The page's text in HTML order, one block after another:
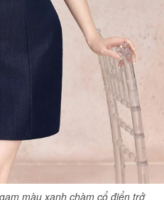
màu xanh chàm cổ điển trở